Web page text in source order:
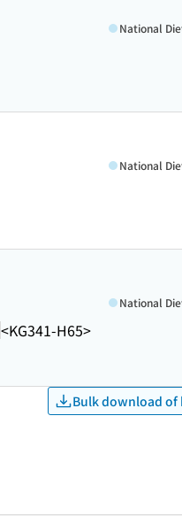
National
National
<KG341-H65>
National
Bulk download